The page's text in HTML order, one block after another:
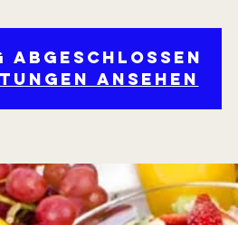
abgeschlossen
ansehen